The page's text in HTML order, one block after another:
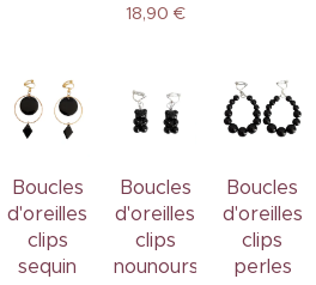
18,90 €
Boucles
d'oreilles
clips
sequin
Boucles
d'oreilles
clips
nounours
Boucles
d'oreilles
clips
perles